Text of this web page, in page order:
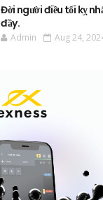
Đời người điều tối kỵ
đầy.
Admin Aug 24,